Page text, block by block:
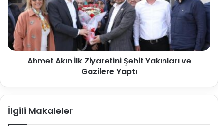
Ahmet Akın İlk Ziyaretini Şehit Yakınları ve
Gazilere Yaptı
İlgili Makaleler